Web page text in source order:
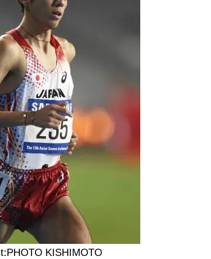
KISHIMOTO